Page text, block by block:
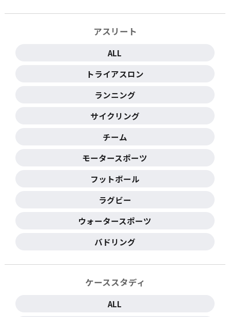
アスリート
ALL
トライアスロン
ランニング
サイクリング
チーム
モータースポーツ
フットボール
ラグビー
ウォータースポーツ
バドリング
ケーススタディ
ALL